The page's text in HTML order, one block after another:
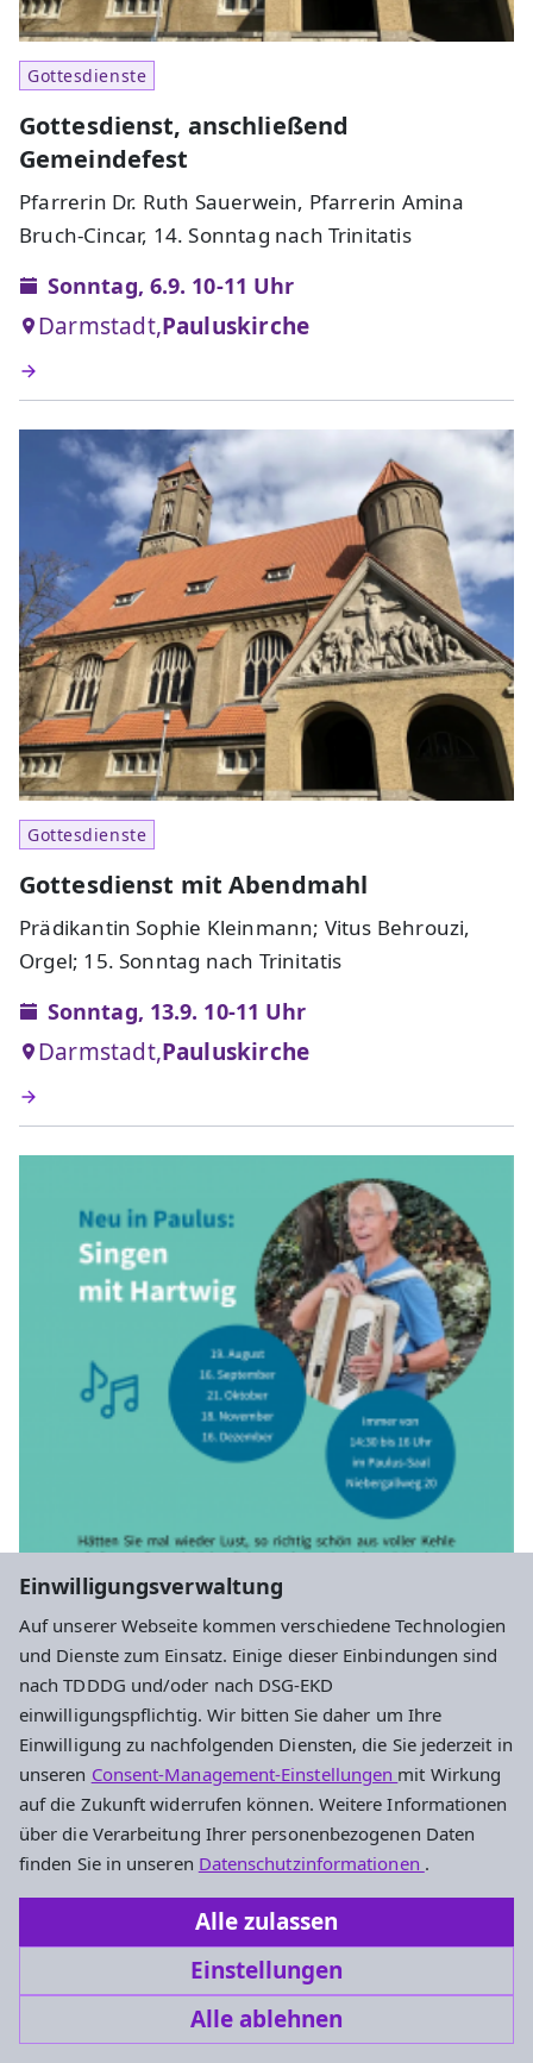
Einwilligungsverwaltung
Auf unserer Webseite kommen verschiedene Technologien
und Dienste zum Einsatz. Einige dieser Einbindungen sind
nach TDDDG und/oder nach DSG-EKD
einwilligungspflichtig. Wir bitten Sie daher um Ihre
Einwilligung zu nachfolgenden Diensten, die Sie jederzeit in
unseren Consent-Management-Einstellungen mit Wirkung
auf die Zukunft widerrufen können. Weitere Informationen
über die Verarbeitung Ihrer personenbezogenen Daten
finden Sie in unseren Datenschutzinformationen .
Alle zulassen
Einstellungen
Alle ablehnen
Gottesdienste
Gottesdienst, anschließend
Gemeindefest
Pfarrerin Dr. Ruth Sauerwein, Pfarrerin Amina
Bruch-Cincar, 14. Sonntag nach Trinitatis
Sonntag, 6.9. 10-11 Uhr
Darmstadt,Pauluskirche
Gottesdienste
Gottesdienst mit Abendmahl
Prädikantin Sophie Kleinmann; Vitus Behrouzi,
Orgel; 15. Sonntag nach Trinitatis
Sonntag, 13.9. 10-11 Uhr
Darmstadt,Pauluskirche
Singen mit Hartwig
Mittwoch, 16.9. 14:30-16 Uhr
Paulus-Saal (Pauluskirche)